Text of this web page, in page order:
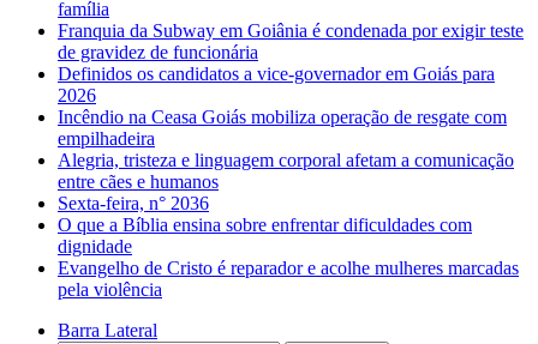
família
Franquia da Subway em Goiânia é condenada por exigir teste
de gravidez de funcionária
Definidos os candidatos a vice-governador em Goiás para
2026
Incêndio na Ceasa Goiás mobiliza operação de resgate com
empilhadeira
Alegria, tristeza e linguagem corporal afetam a comunicação
entre cães e humanos
Sexta-feira, n° 2036
O que a Bíblia ensina sobre enfrentar dificuldades com
dignidade
Evangelho de Cristo é reparador e acolhe mulheres marcadas
pela violência
Barra Lateral